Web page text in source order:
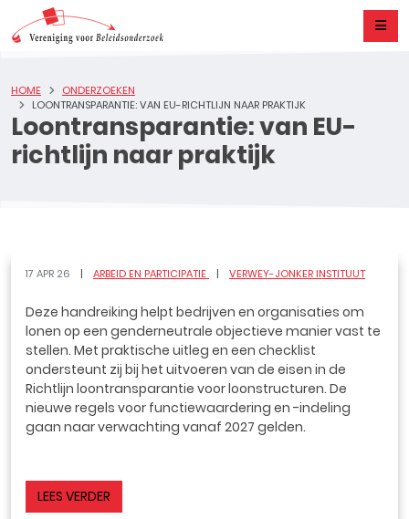
Loontransparantie: van EU-
richtlijn naar praktijk
HOME
ONDERZOEKEN
LOONTRANSPARANTIE: VAN EU-RICHTLIJN NAAR PRAKTIJK
17 APR 26 ARBEID EN PARTICIPATIE VERWEY-JONKER INSTITUUT
Deze handreiking helpt bedrijven en organisaties om
lonen op een genderneutrale objectieve manier vast te
stellen. Met praktische uitleg en een checklist
ondersteunt zij bij het uitvoeren van de eisen in de
Richtlijn loontransparantie voor loonstructuren. De
nieuwe regels voor functiewaardering en -indeling
gaan naar verwachting vanaf 2027 gelden.
LEES VERDER